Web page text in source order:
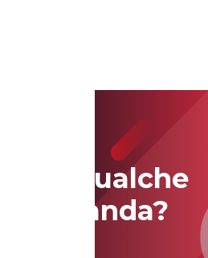
Hai qualche
domanda?